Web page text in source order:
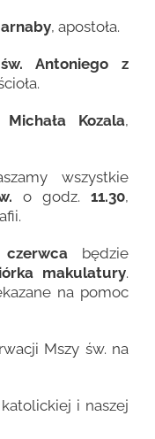
, apostoła.
św. Antoniego z
Michała Kozala,
wszystkie
o godz.11.30,
będzie
makulatury.
na pomoc
Mszy św. na
i naszej